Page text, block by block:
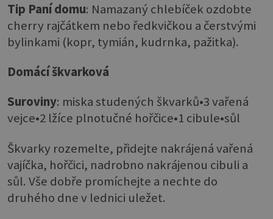
Tip Paní domu: Namazaný chlebíček ozdobte
cherry rajčátkem nebo ředkvičkou a čerstvými
bylinkami (kopr, tymián, kudrnka, pažitka).
Domácí škvarková
Suroviny: miska studených škvarků•3 vařená
vejce•2 lžíce plnotučné hořčice•1 cibule•sůl
Škvarky rozemelte, přidejte nakrájená vařená
vajíčka, hořčici, nadrobno nakrájenou cibuli a
sůl. Vše dobře promíchejte a nechte do
druhého dne v lednici uležet.